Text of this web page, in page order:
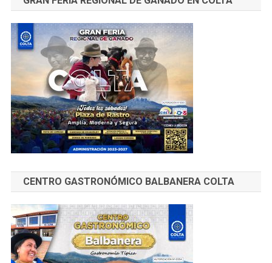
CENTRO GASTRONÓMICO BALBANERA COLTA